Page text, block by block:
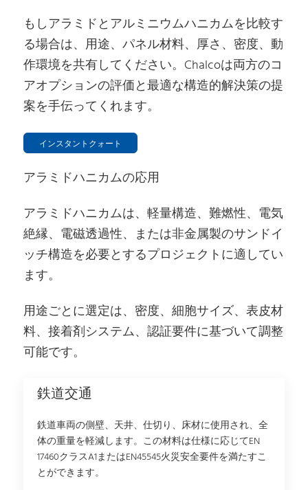
もしアラミドとアルミニウムハニカムを比較す
る場合は、用途、パネル材料、厚さ、密度、動
作環境を共有してください。Chalcoは両方のコ
アオプションの評価と最適な構造的解決策の提
案を手伝ってくれます。
インスタントクォート
アラミドハニカムの応用
アラミドハニカムは、軽量構造、難燃性、電気
絶縁、電磁透過性、または非金属製のサンドイ
ッチ構造を必要とするプロジェクトに適してい
ます。
用途ごとに選定は、密度、細胞サイズ、表皮材
料、接着剤システム、認証要件に基づいて調整
可能です。
鉄道交通
鉄道車両の側壁、天井、仕切り、床材に使用され、全
体の重量を軽減します。この材料は仕様に応じてEN
17460クラスA1またはEN45545火災安全要件を満たすこ
とができます。